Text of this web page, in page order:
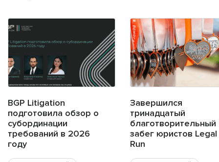
BGP Litigation
подготовила обзор о
субординации
требований в 2026
году
Завершился
тринадцатый
благотворительный
забег юристов Legal
Run